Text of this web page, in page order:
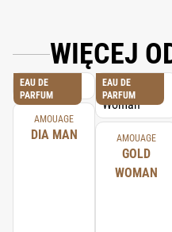
WIĘCEJ
EAU DE
PARFUM
AMOUAGE
DIA MAN
EAU DE
PARFUM
AMOUAGE
GOLD
WOMAN